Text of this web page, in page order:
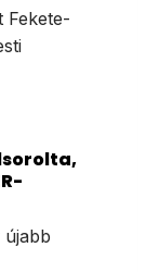
Fekete-
újabb